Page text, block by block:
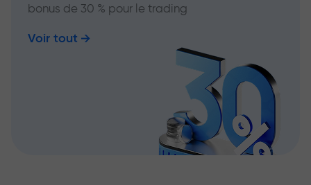
bonus de 30 % pour le trading
Voir tout